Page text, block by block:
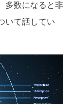
多数になると非
いて話してい